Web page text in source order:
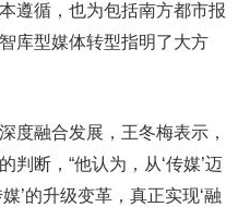
遵循，也为包括南方都市报
库型媒体转型指明了大方
融合发展，王冬梅表示，
判断，“他认为，从‘传媒’迈
媒’的升级变革，真正实现‘融